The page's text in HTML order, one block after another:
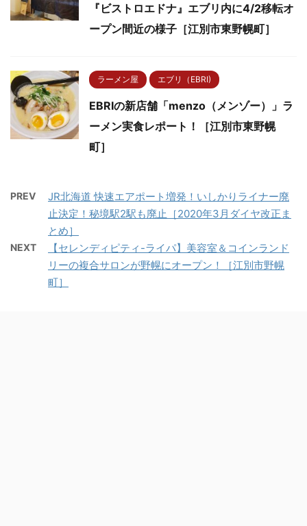
『ビストロエドナ』エブリ内に4/2移転オ
ープン間近の様子［江別市東野幌町］
ラーメン屋 エブリ（EBRI)
EBRIの新店舗「menzo（メンゾー）」ラ
ーメン実食レポート！［江別市東野幌
町］
PREV
JR北海道 快速エアポート増発！いしかりライナー廃
止決定！秘境駅2駅も廃止［2020年3月ダイヤ改正ま
とめ］
NEXT
【セレンディピティ-ライパ】美容室＆コインランド
リーの複合サロンが野幌にオープン！［江別市野幌
町］